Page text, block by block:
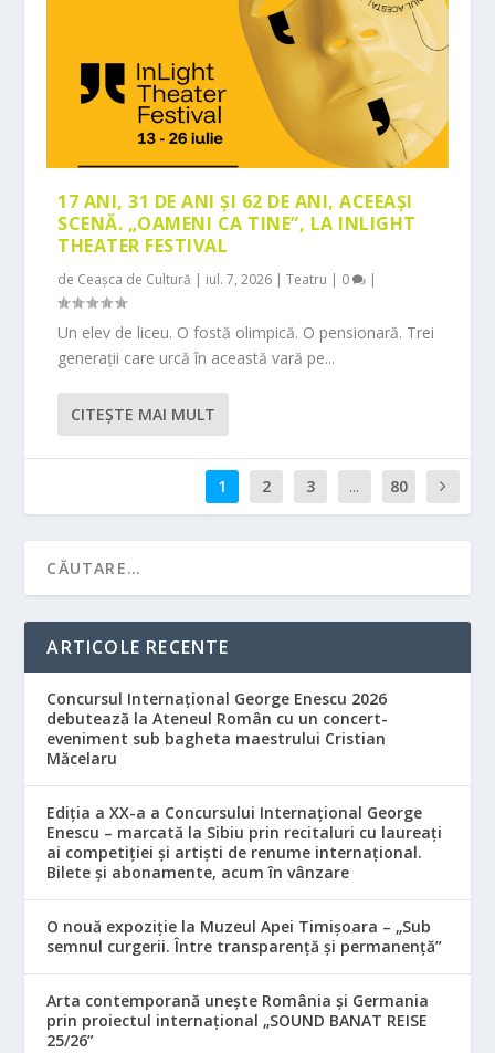
17 ANI, 31 DE ANI ȘI 62 DE ANI, ACEEAȘI
SCENĂ. „OAMENI CA TINE”, LA INLIGHT
THEATER FESTIVAL
de Ceașca de Cultură | iul. 7, 2026 |Teatru | 0 |
Un elev de liceu. O fostă olimpică. O pensionară. Trei
generații care urcă în această vară pe...
CITEŞTE MAI MULT
1 2 3 ... 80
ARTICOLE RECENTE
Concursul Internațional George Enescu 2026
debutează la Ateneul Român cu un concert-
eveniment sub bagheta maestrului Cristian
Măcelaru
Ediția a XX-a a Concursului Internațional George
Enescu – marcată la Sibiu prin recitaluri cu laureați
ai competiției și artiști de renume internațional.
Bilete și abonamente, acum în vânzare
O nouă expoziție la Muzeul Apei Timișoara – „Sub
semnul curgerii. Între transparență și permanență”
Arta contemporană unește România și Germania
prin proiectul internațional „SOUND BANAT REISE
25/26”